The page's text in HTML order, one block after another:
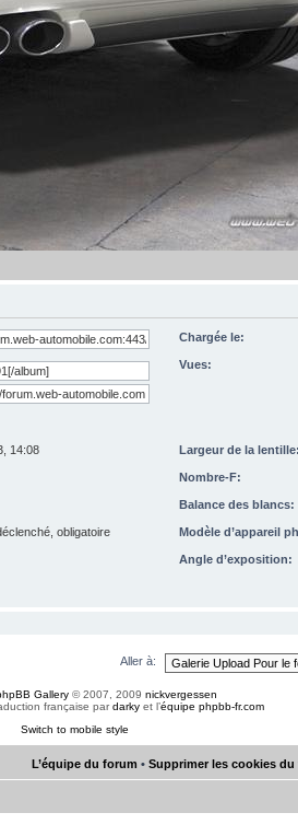
Chargée le:
Vues:
14:08 Largeur de la lentille:
Nombre-F:
Balance des blancs:
obligatoire Modèle d’appareil
Angle d’exposition:
Aller à:
Gallery© 2007, 2009 nickvergessen
française pardarky et l’équipe phpbb-fr.com
Switch to mobile style
L’équipe du forum • Supprimer les cookies du